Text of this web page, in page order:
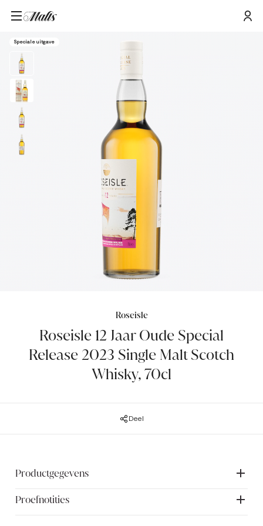
Home/Producten/Roseisle 12 Jaar Oude Special Release 2023 Single Malt Scotch Whisky,
70cl
Speciale uitgave
Roseisle
Roseisle 12 Jaar Oude Special
Release 2023 Single Malt Scotch
Whisky, 70cl
Deel
Productgegevens
UNIEKE KENMERKEN: Roseisle 12 Jaar Oud is een unieke
Proefnotities